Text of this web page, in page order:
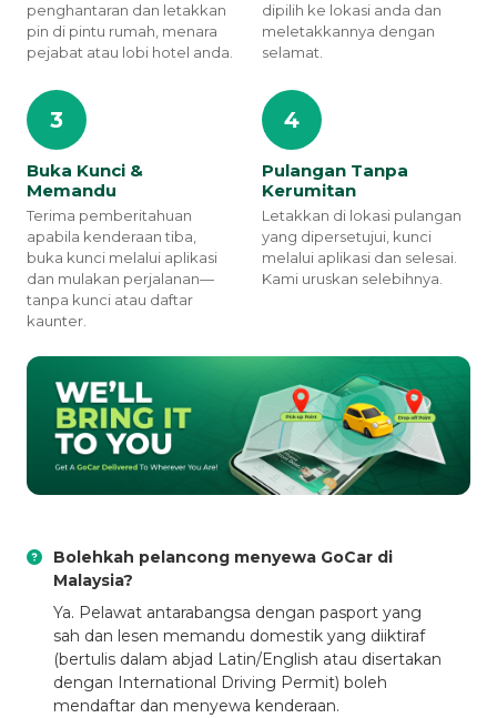
penghantaran dan letakkan
pin di pintu rumah, menara
pejabat atau lobi hotel anda.
dipilih ke lokasi anda dan
meletakkannya dengan
selamat.
3
Buka Kunci &
Memandu
Terima pemberitahuan
apabila kenderaan tiba,
buka kunci melalui aplikasi
dan mulakan perjalanan—
tanpa kunci atau daftar
kaunter.
4
Pulangan Tanpa
Kerumitan
Letakkan di lokasi pulangan
yang dipersetujui, kunci
melalui aplikasi dan selesai.
Kami uruskan selebihnya.
Bolehkah pelancong menyewa GoCar di
Malaysia?
Ya. Pelawat antarabangsa dengan pasport yang
sah dan lesen memandu domestik yang diiktiraf
(bertulis dalam abjad Latin/English atau disertakan
dengan International Driving Permit) boleh
mendaftar dan menyewa kenderaan.